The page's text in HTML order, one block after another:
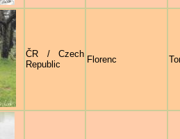
ČR / Czech
Republic
Florenc